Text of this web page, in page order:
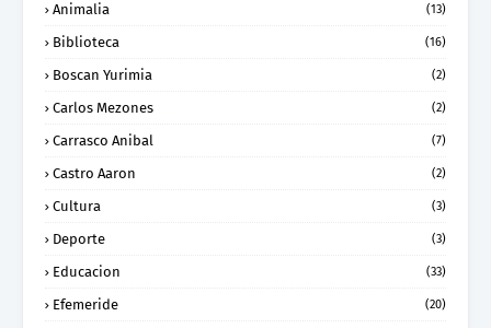
Animalia (13)
Biblioteca (16)
Boscan Yurimia (2)
Carlos Mezones (2)
Carrasco Anibal (7)
Castro Aaron (2)
Cultura (3)
Deporte (3)
Educacion (33)
Efemeride (20)